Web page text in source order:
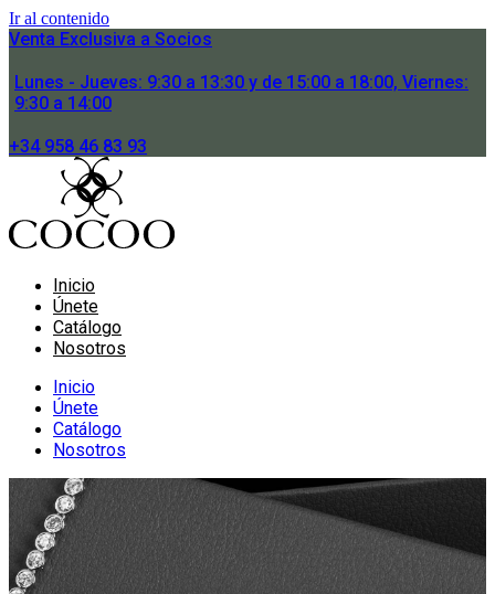
Ir al contenido
Venta Exclusiva a Socios
Lunes - Jueves: 9:30 a 13:30 y de 15:00 a 18:00, Viernes:
9:30 a 14:00
+34 958 46 83 93
Inicio
Únete
Catálogo
Nosotros
Inicio
Únete
Catálogo
Nosotros